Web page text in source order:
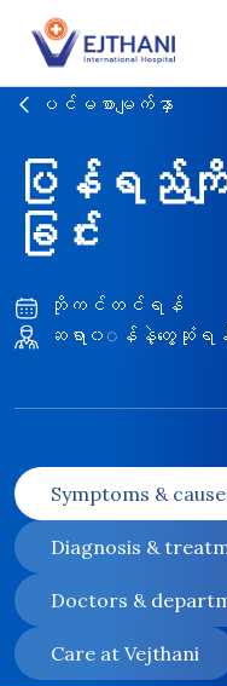
Skip to content
ပင်မစာမျက်နှာ
ပြန်ရည်ကျိ
ခြင်း
ဘိုကင်တင်ရန်
ဆရာ၀◌န်နဲ့တွေ့ဆုံရ
Symptoms &
Diagnosis &
Doctors &
Care at Vejthani